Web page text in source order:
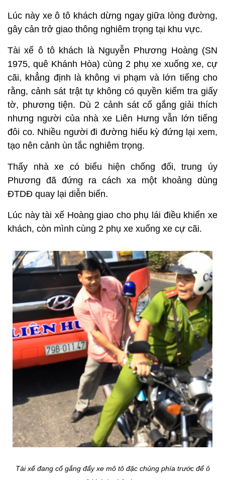
Lúc này xe ô tô khách dừng ngay giữa lòng đường,
gây cản trở giao thông nghiêm trọng tại khu vực.
Tài xế ô tô khách là Nguyễn Phương Hoàng (SN
1975, quê Khánh Hòa) cùng 2 phụ xe xuống xe, cự
cãi, khẳng định là không vi phạm và lớn tiếng cho
rằng, cảnh sát trật tự không có quyền kiểm tra giấy
tờ, phương tiện. Dù 2 cảnh sát cố gắng giải thích
nhưng người của nhà xe Liên Hưng vẫn lớn tiếng
đôi co. Nhiều người đi đường hiếu kỳ đứng lại xem,
tạo nên cảnh ùn tắc nghiêm trọng.
Thấy nhà xe có biểu hiện chống đối, trung úy
Phương đã đứng ra cách xa một khoảng dùng
ĐTDĐ quay lại diễn biến.
Lúc này tài xế Hoàng giao cho phụ lái điều khiển xe
khách, còn mình cùng 2 phụ xe xuống xe cự cãi.
Tài xế đang cố gắng đẩy xe mô tô đặc chủng phía trước để ô